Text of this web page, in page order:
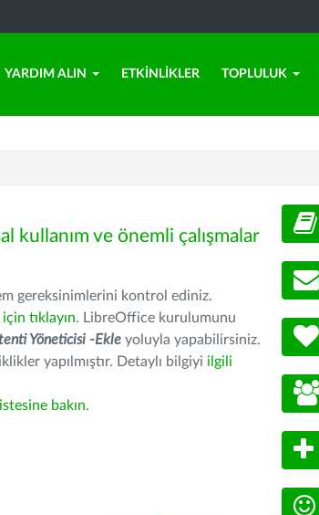
YARDIM ALIN ETKINLIKLER TOPLULUK
kullanım ve önemli çalışmalar
gereksinimlerini kontrol ediniz.
tıklayın. LibreOffice kurulumunu
Yöneticisi -Ekle yoluyla yapabilirsiniz.
yapılmıştır. Detaylı bilgiyi ilgili
bakın.